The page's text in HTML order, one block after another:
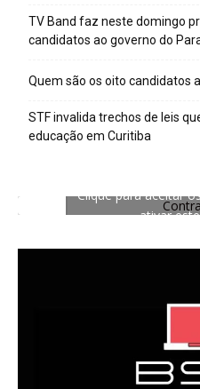
TV Band faz neste domingo
candidatos ao governo do
Quem são os oito candidatos
STF invalida trechos de leis
educação em Curitiba
Clique para aceitar
ativar